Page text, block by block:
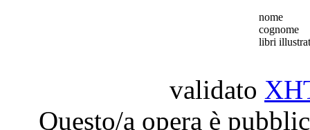
nome
cognome
libri
validato
Questo/a opera è